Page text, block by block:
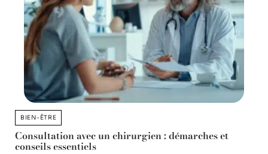
BIEN-ÊTRE
Consultation avec un chirurgien : démarches et
conseils essentiels